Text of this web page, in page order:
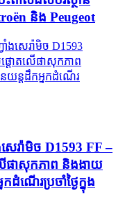
និង Peugeot
េរ៉ាមិច D1593 FF –
ផាសុកភាព និងងាយ
ណើរប្រចាំថ្ងៃក្នុង